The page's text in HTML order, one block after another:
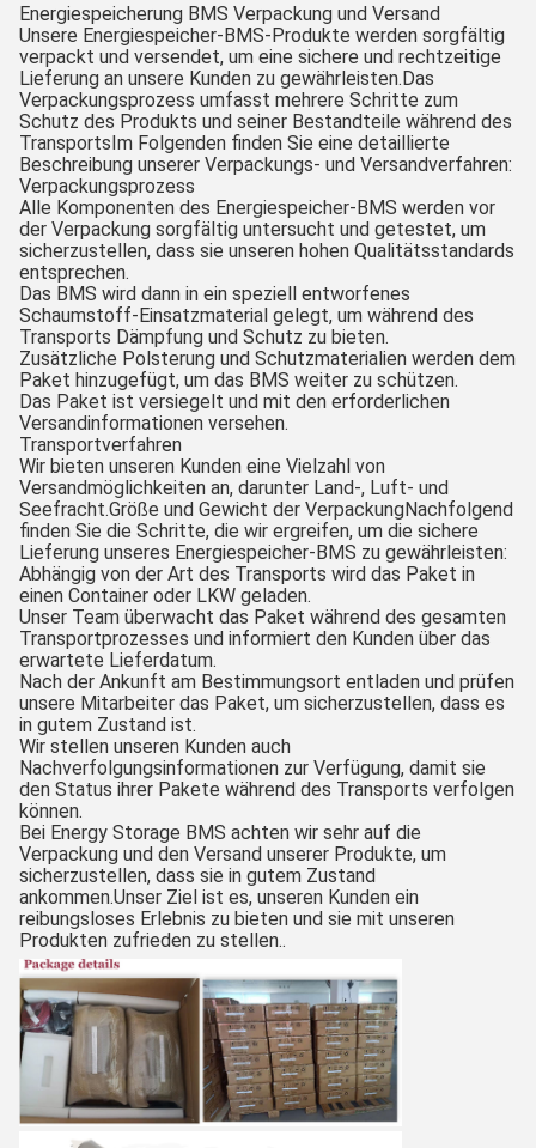
Energiespeicherung BMS Verpackung und Versand
Unsere Energiespeicher-BMS-Produkte werden sorgfältig
verpackt und versendet, um eine sichere und rechtzeitige
Lieferung an unsere Kunden zu gewährleisten.Das
Verpackungsprozess umfasst mehrere Schritte zum
Schutz des Produkts und seiner Bestandteile während des
TransportsIm Folgenden finden Sie eine detaillierte
Beschreibung unserer Verpackungs- und Versandverfahren:
Verpackungsprozess
Alle Komponenten des Energiespeicher-BMS werden vor
der Verpackung sorgfältig untersucht und getestet, um
sicherzustellen, dass sie unseren hohen Qualitätsstandards
entsprechen.
Das BMS wird dann in ein speziell entworfenes
Schaumstoff-Einsatzmaterial gelegt, um während des
Transports Dämpfung und Schutz zu bieten.
Zusätzliche Polsterung und Schutzmaterialien werden dem
Paket hinzugefügt, um das BMS weiter zu schützen.
Das Paket ist versiegelt und mit den erforderlichen
Versandinformationen versehen.
Transportverfahren
Wir bieten unseren Kunden eine Vielzahl von
Versandmöglichkeiten an, darunter Land-, Luft- und
Seefracht.Größe und Gewicht der VerpackungNachfolgend
finden Sie die Schritte, die wir ergreifen, um die sichere
Lieferung unseres Energiespeicher-BMS zu gewährleisten:
Abhängig von der Art des Transports wird das Paket in
einen Container oder LKW geladen.
Unser Team überwacht das Paket während des gesamten
Transportprozesses und informiert den Kunden über das
erwartete Lieferdatum.
Nach der Ankunft am Bestimmungsort entladen und prüfen
unsere Mitarbeiter das Paket, um sicherzustellen, dass es
in gutem Zustand ist.
Wir stellen unseren Kunden auch
Nachverfolgungsinformationen zur Verfügung, damit sie
den Status ihrer Pakete während des Transports verfolgen
können.
Bei Energy Storage BMS achten wir sehr auf die
Verpackung und den Versand unserer Produkte, um
sicherzustellen, dass sie in gutem Zustand
ankommen.Unser Ziel ist es, unseren Kunden ein
reibungsloses Erlebnis zu bieten und sie mit unseren
Produkten zufrieden zu stellen..